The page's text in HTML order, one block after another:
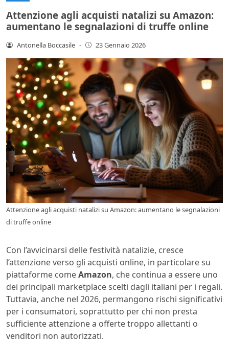
Attenzione agli acquisti natalizi su Amazon:
aumentano le segnalazioni di truffe online
Antonella Boccasile - 23 Gennaio 2026
Attenzione agli acquisti natalizi su Amazon: aumentano le segnalazioni
di truffe online
Con l’avvicinarsi delle festività natalizie, cresce
l’attenzione verso gli acquisti online, in particolare su
piattaforme comeAmazon, che continua a essere uno
dei principali marketplace scelti dagli italiani per i regali.
Tuttavia, anche nel 2026, permangono rischi significativi
per i consumatori, soprattutto per chi non presta
sufficiente attenzione a offerte troppo allettanti o
venditori non autorizzati.